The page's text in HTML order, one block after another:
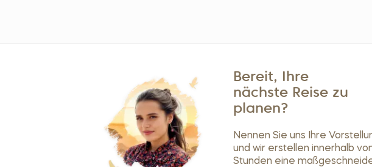
Bereit, Ihre
nächste Reise zu
planen?
Nennen Sie uns Ihre
und wir erstellen innerhalb
Stunden eine